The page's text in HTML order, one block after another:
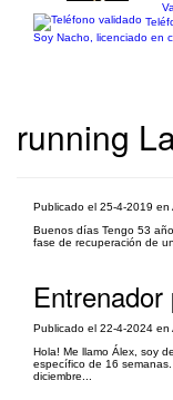
Soy Nacho, licenciado en
running
Publicado el 25-4-2019 en
Buenos días Tengo 53
fase de recuperación de
Publicado el 22-4-2024 en
Hola! Me llamo Álex, soy
específico de 16
diciembre...